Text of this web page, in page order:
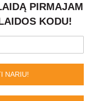
PIRMAJAM
KODU!
NARIU!